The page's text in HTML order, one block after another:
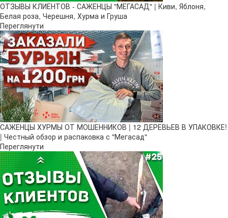
ОТЗЫВЫ КЛИЕНТОВ - САЖЕНЦЫ "МЕГАСАД" | Киви, Яблоня,
Белая роза, Черешня, Хурма и Груша
Переглянути
САЖЕНЦЫ ХУРМЫ ОТ МОШЕННИКОВ | 12 ДЕРЕВЬЕВ В УПАКОВКЕ!
| Честный обзор и распаковка с "Мегасад"
Переглянути